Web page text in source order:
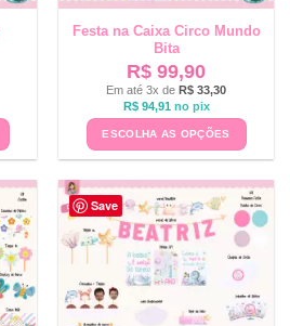
Festa na Caixa Circo Mundo
Bita
R$ 99,90
Em até 3x de R$ 33,30
R$94,91 no pix
ESCOLHA AS OPÇÕES
Save